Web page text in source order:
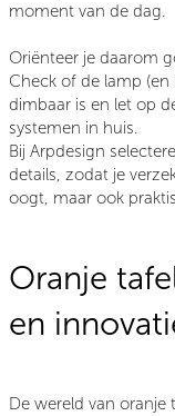
moment van de dag.
Oriënteer je daarom
Check of de lamp
dimbaar is en let op
systemen in huis.
Bij Arpdesign
details, zodat je
oogt, maar ook
Oranje
en
De wereld van oranje